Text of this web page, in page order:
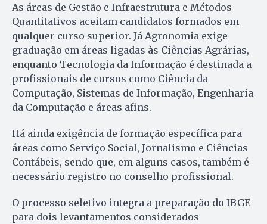
As áreas de Gestão e Infraestrutura e Métodos
Quantitativos aceitam candidatos formados em
qualquer curso superior. Já Agronomia exige
graduação em áreas ligadas às Ciências Agrárias,
enquanto Tecnologia da Informação é destinada a
profissionais de cursos como Ciência da
Computação, Sistemas de Informação, Engenharia
da Computação e áreas afins.
Há ainda exigência de formação específica para
áreas como Serviço Social, Jornalismo e Ciências
Contábeis, sendo que, em alguns casos, também é
necessário registro no conselho profissional.
O processo seletivo integra a preparação do IBGE
para dois levantamentos considerados